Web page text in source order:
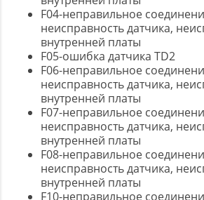
F04-неправильное
неисправность датчика,
внутренней платы
F05-ошибка датчика TD2
F06-неправильное
неисправность датчика,
внутренней платы
F07-неправильное
неисправность датчика,
внутренней платы
F08-неправильное
неисправность датчика,
внутренней платы
F10-неправильное